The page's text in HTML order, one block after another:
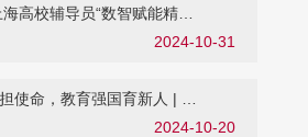
高校辅导员“数智赋能精准
导员数字素养提升”专题培训2024-10-31
使命，教育强国育新人 | 华
学辅导员素质能力大赛精彩2024-10-20